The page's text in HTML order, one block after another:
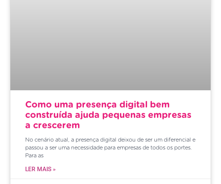
Como uma presença digital bem
construída ajuda pequenas empresas
a crescerem
No cenário atual, a presença digital deixou de ser um diferencial e
passou a ser uma necessidade para empresas de todos os portes.
Para as
LER MAIS »